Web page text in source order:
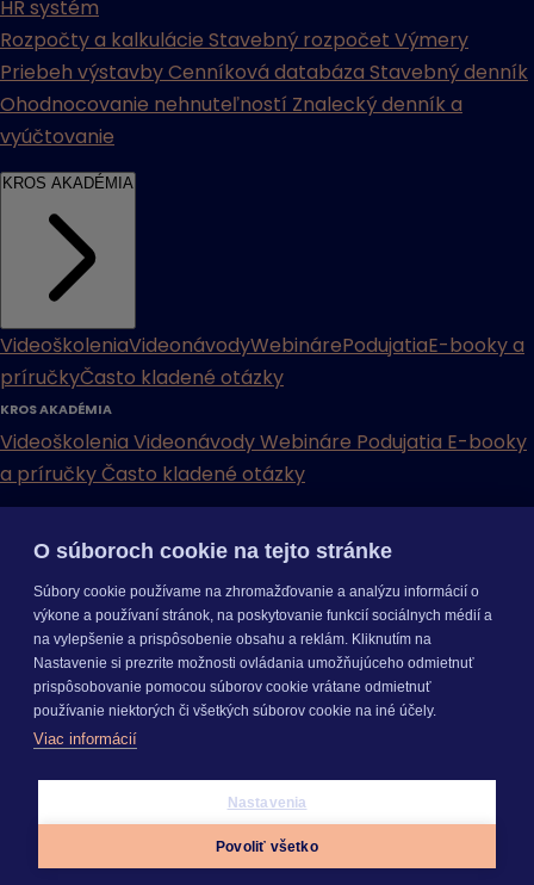
HR systém
Rozpočty a kalkulácie Stavebný rozpočet Výmery
Priebeh výstavbyCenníková databáza Stavebný denník
Ohodnocovanie nehnuteľností Znalecký denník a
vyúčtovanie
KROS AKADÉMIA
VideoškoleniaVideonávodyWebinárePodujatiaE-booky a
príručkyČasto kladené otázky
KROS AKADÉMIA
Videoškolenia VideonávodyWebináre Podujatia E-booky
a príručkyČasto kladené otázky
Cenníky Odporučte nás Právne dokumenty
Odporúčaná
konfiguráciaAktualizácia verziíMobilné aplikácie
CenníkyOdporučte násPrávne dokumentyOdporúčaná
konfiguráciaAktualizácia verziíMobilné aplikácie
Odoberajte
O násKariéraPre média Nastavenie cookies
Copyright © 2026 KROS a. s.
O súboroch cookie na tejto stránke
Súbory cookie používame na zhromažďovanie a analýzu informácií o
výkone a používaní stránok, na poskytovanie funkcií sociálnych médií a
na vylepšenie a prispôsobenie obsahu a reklám. Kliknutím na
Nastavenie si prezrite možnosti ovládania umožňujúceho odmietnuť
prispôsobovanie pomocou súborov cookie vrátane odmietnuť
používanie niektorých či všetkých súborov cookie na iné účely.
Viac informácií
Nastavenia
Povoliť všetko